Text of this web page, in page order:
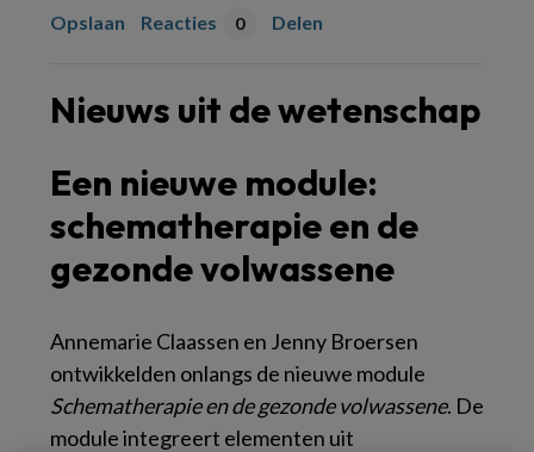
Opslaan Reacties 0 Delen
Nieuws uit de wetenschap
Een nieuwe module:
schematherapie en de
gezonde volwassene
Annemarie Claassen en Jenny Broersen
ontwikkelden onlangs de nieuwe module
Schematherapie en de gezonde volwassene. De
module integreert elementen uit